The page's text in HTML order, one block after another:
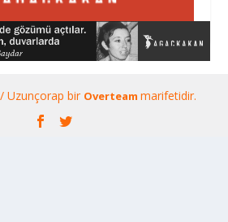
Uzunçorap bir Overteam marifetidir.